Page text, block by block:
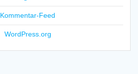
Kommentar-Feed
WordPress.org